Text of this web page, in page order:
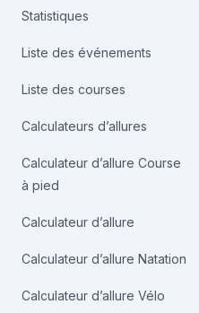
Statistiques
Liste des événements
Liste des courses
Calculateurs d’allures
Calculateur d’allure Course
à pied
Calculateur d’allure
Calculateur d’allure Natation
Calculateur d’allure Vélo